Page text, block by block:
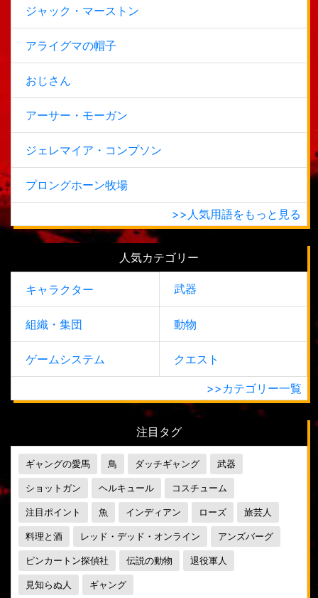
ジャック・マーストン
アライグマの帽子
おじさん
アーサー・モーガン
ジェレマイア・コンプソン
プロングホーン牧場
>>人気用語をもっと見る
人気カテゴリー
キャラクター 武器
組織・集団 動物
ゲームシステム クエスト
>>カテゴリー一覧
注目タグ
ギャングの愛馬 鳥 ダッチギャング 武器
ショットガン ヘルキュール コスチューム
注目ポイント 魚 インディアン ローズ 旅芸人
料理と酒 レッド・デッド・オンライン アンズバーグ
ピンカートン探偵社 伝説の動物 退役軍人
見知らぬ人 ギャング